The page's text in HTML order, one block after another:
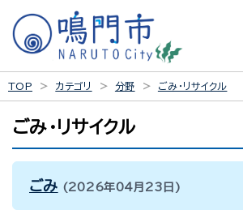
TOP カテゴリ 分野 ごみ・リサイクル
ごみ・リサイクル
ごみ 2026年04月23日